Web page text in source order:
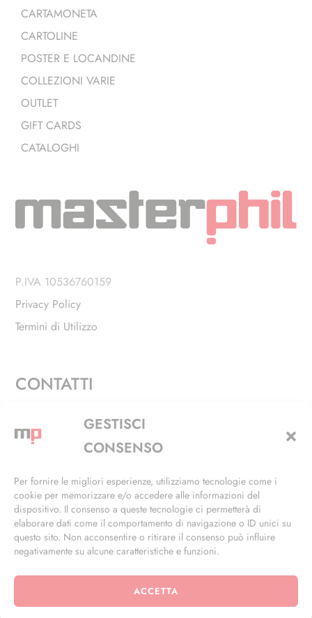
GESTISCI
CONSENSO
Per fornire le migliori esperienze, utilizziamo tecnologie come i
cookie per memorizzare e/o accedere alle informazioni del
dispositivo. Il consenso a queste tecnologie ci permetterà di
elaborare dati come il comportamento di navigazione o ID unici su
questo sito. Non acconsentire o ritirare il consenso può influire
negativamente su alcune caratteristiche e funzioni.
ACCETTA
CARTAMONETA
CARTOLINE
POSTER E LOCANDINE
COLLEZIONI VARIE
OUTLET
GIFT CARDS
CATALOGHI
P.IVA 10536760159
Privacy Policy
Termini di Utilizzo
CONTATTI
Via Alfieri, 27 - Trezzano Sul Naviglio (MI)
+39 02 4846 3155
info@masterphil.it